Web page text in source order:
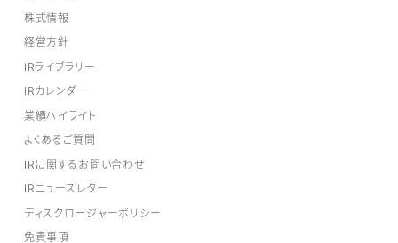
株式情報
経営方針
IRライブラリー
IRカレンダー
業績ハイライト
よくあるご質問
IRに関するお問い合わせ
IRニュースレター
ディスクロージャーポリシー
免責事項